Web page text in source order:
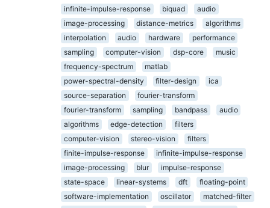
infinite-impulse-response
biquad
audio
image-processing
distance-metrics
algorithms
interpolation
audio hardware
performance
sampling
computer-vision dsp-core
music
frequency-spectrum
matlab
power-spectral-density
filter-design
ica
source-separation
fourier-transform
fourier-transform
sampling bandpass
audio
algorithms
edge-detection
filters
computer-vision
stereo-vision
filters
finite-impulse-response
infinite-impulse-response
image-processing
blur
impulse-response
state-space
linear-systems dft
floating-point
software-implementation
oscillator
matched-filter